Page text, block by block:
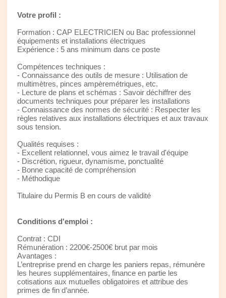
Votre profil :
Formation : CAP ELECTRICIEN ou Bac professionnel
équipements et installations électriques
Expérience : 5 ans minimum dans ce poste
Compétences techniques :
- Connaissance des outils de mesure : Utilisation de
multimètres, pinces ampèremétriques, etc.
- Lecture de plans et schémas : Savoir déchiffrer des
documents techniques pour préparer les installations
- Connaissance des normes de sécurité : Respecter les
règles relatives aux installations électriques et aux travaux
sous tension.
Qualités requises :
- Excellent relationnel, vous aimez le travail d'équipe
- Discrétion, rigueur, dynamisme, ponctualité
- Bonne capacité de compréhension
- Méthodique
Titulaire du Permis B en cours de validité
Conditions d'emploi :
Contrat : CDI
Rémunération : 2200€-2500€ brut par mois
Avantages :
L’entreprise prend en charge les paniers repas, rémunère
les heures supplémentaires, finance en partie les
cotisations aux mutuelles obligatoires et attribue des
primes de fin d’année.